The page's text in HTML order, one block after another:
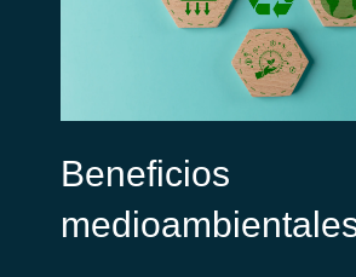
Beneficios